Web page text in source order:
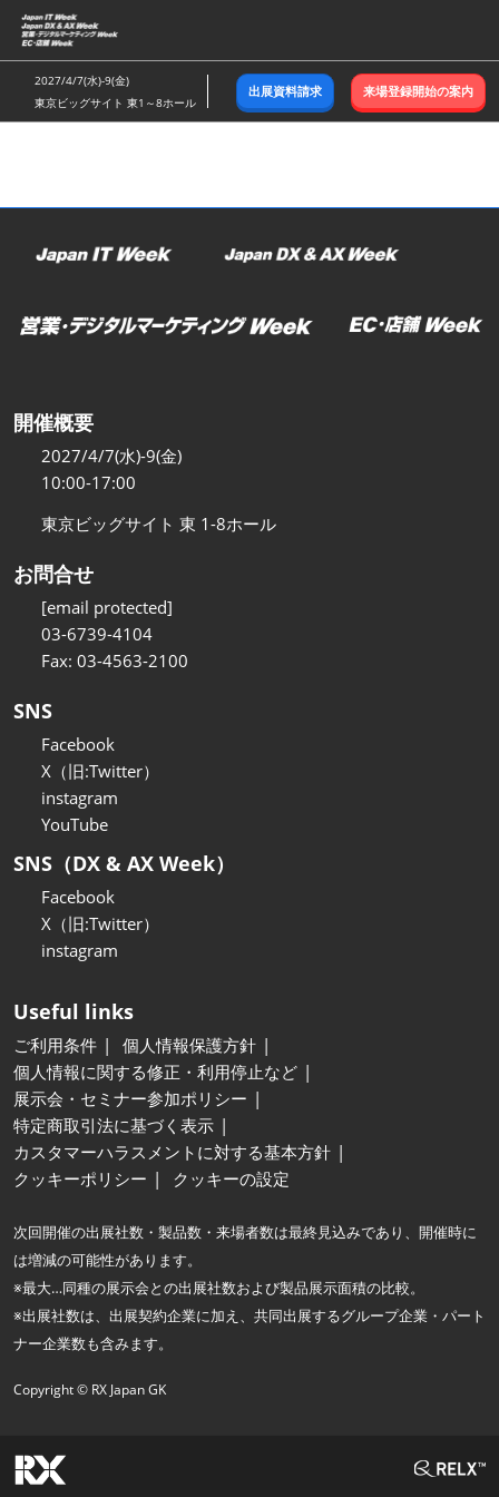
ス
キ
ッ
し
む
2027/4/7(水)-9(金)
東京ビッグサイト 東1～8ホール
出展資料請求 来場登録開始の案内
開催概要
2027/4/7(水)-9(金)
10:00-17:00
東京ビッグサイト 東 1-8ホール
お問合せ
[email protected]
03-6739-4104
Fax: 03-4563-2100
SNS
Facebook
X（旧:Twitter）
instagram
YouTube
SNS（DX & AX Week）
Facebook
X（旧:Twitter）
instagram
Useful links
ご利用条件
個人情報保護方針
個人情報に関する修正・利用停止など
展示会・セミナー参加ポリシー
特定商取引法に基づく表示
カスタマーハラスメントに対する基本方針
クッキーポリシー
クッキーの設定
次回開催の出展社数・製品数・来場者数は最終見込みであり、開催時に
は増減の可能性があります。
※最大…同種の展示会との出展社数および製品展示面積の比較。
※出展社数は、出展契約企業に加え、共同出展するグループ企業・パート
ナー企業数も含みます。
Copyright © RX Japan GK